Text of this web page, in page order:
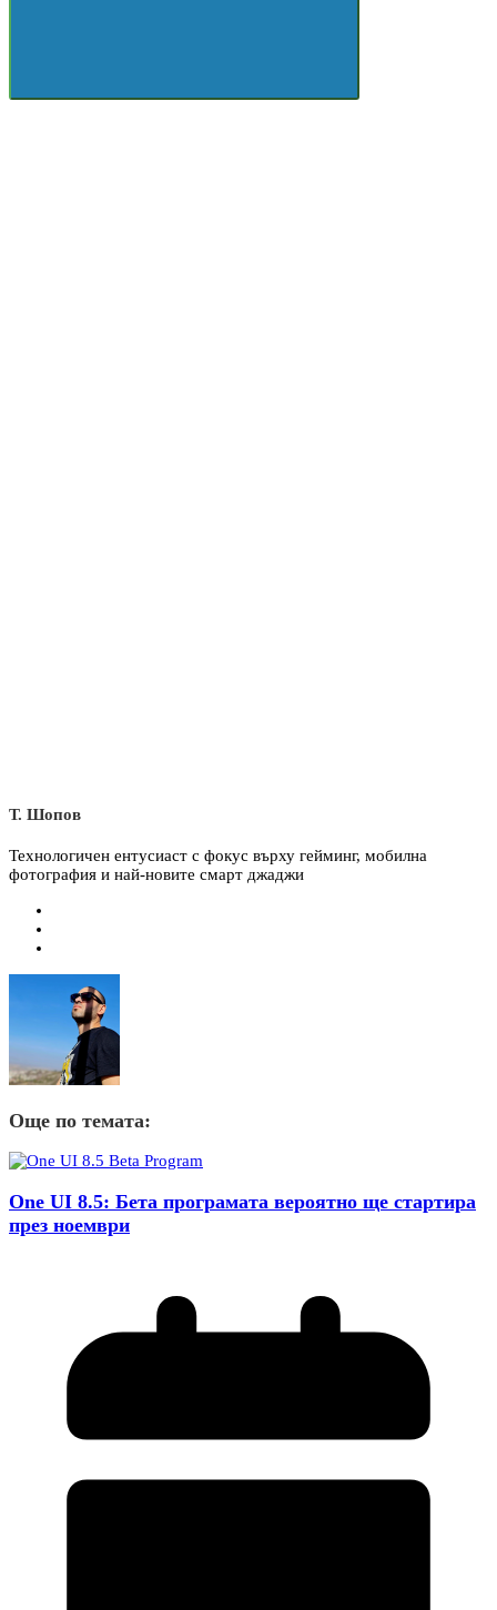
Т. Шопов
Технологичен ентусиаст с фокус върху гейминг, мобилна
фотография и най-новите смарт джаджи
Още по темата:
Оne UI 8.5: Бета програмата вероятно ще стартира
през ноември